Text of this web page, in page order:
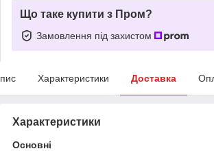
Що таке купити з Пром?
Замовлення під захистом
Характеристики Доставка
Характеристики
Основні